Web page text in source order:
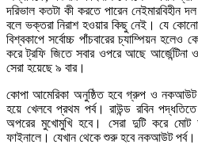
দরিভাল কতটা কী করতে পারেন নেইমারবিহীন
বলে ভক্তরা নিরাশ হওয়ার কিছু নেই। যে
বিশ্বকাপে সর্বোচ্চ পাঁচবারের চ্যাম্পিয়ন হলেও
করে ট্রফি জিতে সবার ওপরে আছে
সেরা হয়েছে ৯ বার।
কোপা আমেরিকা অনুষ্ঠিত হবে গ্রুপ ও নকআউট
হয়ে খেলবে প্রথম পর্ব। রাউন্ড রবিন
অপরের মুখোমুখি হবে। সেরা দুটি করে মোট
ফাইনালে। যেখান থেকে শুরু হবে নকআউট